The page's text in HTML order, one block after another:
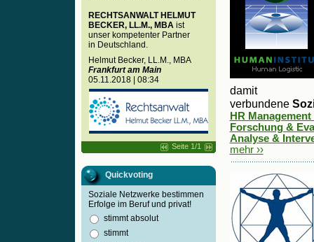
RECHTSANWALT HELMUT
BECKER, LL.M., MBAist
unser kompetenter Partner
in Deutschland.
Helmut Becker, LL.M., MBA
Frankfurt am Main
05.11.2018 | 08:34
Seite 1/1
Quickvoting
Soziale Netzwerke bestimmen
Erfolge im Beruf und privat!
stimmt absolut
stimmt
damit
verbundene
HR
Forschung &
Analyse &
mehr ››